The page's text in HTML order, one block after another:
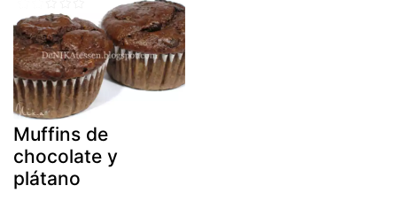
Muffins de
chocolate y
plátano